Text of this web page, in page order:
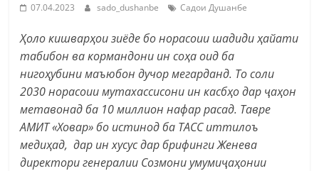
07.04.2023 sado_dushanbe Садои Душанбе
Ҳоло кишварҳои зиёде бо норасоии шадиди ҳайати
табибон ва кормандони ин соҳа оид ба
нигоҳубини маъюбон дучор мегарданд. То соли
2030 норасоии мутахассисони ин касбҳо дар ҷаҳон
метавонад ба 10 миллион нафар расад. Тавре
АМИТ «Ховар» бо истинод ба ТАСС иттилоъ
медиҳад, дар ин хусус дар брифинги Женева
директори генералии Созмони умумиҷаҳонии